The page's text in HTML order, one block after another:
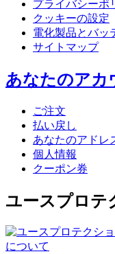
プライバシーポ
クッキーの設定
電化製品とバッ
サイトマップ
あなたのアカ
ご注文
払い戻し
あなたのアドレ
個人情報
クーポン券
ユースプロテ
について